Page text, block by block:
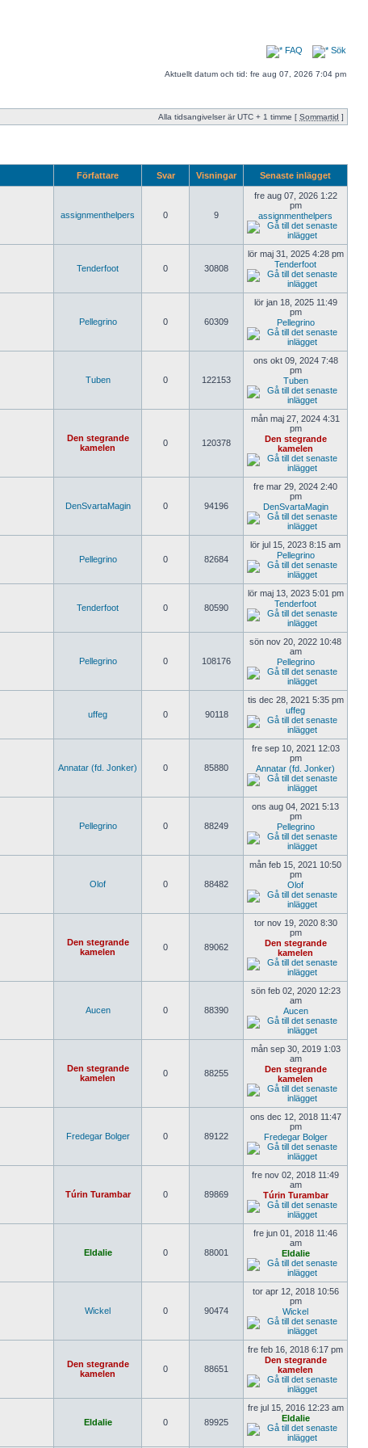
FAQ Sök
Aktuellt datum och tid: fre aug 07, 2026 7:04 pm
Alla tidsangivelser är UTC + 1 timme [ Sommartid ]
Författare Svar Visningar Senaste inlägget
assignmenthelpers 0 9
fre aug 07, 2026 1:22
pm
assignmenthelpers
Tenderfoot 0 30808
lör maj 31, 2025 4:28 pm
Tenderfoot
Pellegrino 0 60309
lör jan 18, 2025 11:49
pm
Pellegrino
Tuben 0 122153
ons okt 09, 2024 7:48
pm
Tuben
Den stegrande
kamelen
0 120378
mån maj 27, 2024 4:31
pm
Den stegrande
kamelen
DenSvartaMagin 0 94196
fre mar 29, 2024 2:40
pm
DenSvartaMagin
Pellegrino 0 82684
lör jul 15, 2023 8:15 am
Pellegrino
Tenderfoot 0 80590
lör maj 13, 2023 5:01 pm
Tenderfoot
Pellegrino 0 108176
sön nov 20, 2022 10:48
am
Pellegrino
uffeg 0 90118
tis dec 28, 2021 5:35 pm
uffeg
Annatar (fd. Jonker) 0 85880
fre sep 10, 2021 12:03
pm
Annatar (fd. Jonker)
Pellegrino 0 88249
ons aug 04, 2021 5:13
pm
Pellegrino
Olof 0 88482
mån feb 15, 2021 10:50
pm
Olof
Den stegrande
kamelen
0 89062
tor nov 19, 2020 8:30
pm
Den stegrande
kamelen
Aucen 0 88390
sön feb 02, 2020 12:23
am
Aucen
Den stegrande
kamelen
0 88255
mån sep 30, 2019 1:03
am
Den stegrande
kamelen
Fredegar Bolger 0 89122
ons dec 12, 2018 11:47
pm
Fredegar Bolger
Túrin Turambar 0 89869
fre nov 02, 2018 11:49
am
Túrin Turambar
Eldalie 0 88001
fre jun 01, 2018 11:46
am
Eldalie
Wickel 0 90474
tor apr 12, 2018 10:56
pm
Wickel
Den stegrande
kamelen
0 88651
fre feb 16, 2018 6:17 pm
Den stegrande
kamelen
Eldalie 0 89925
fre jul 15, 2016 12:23 am
Eldalie